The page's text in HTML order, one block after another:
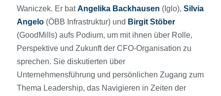
Waniczek. Er batAngelika Backhausen (Iglo), Silvia
Angelo(ÖBB Infrastruktur) und Birgit Stöber
(GoodMills) aufs Podium, um mit ihnen über Rolle,
Perspektive und Zukunft der CFO-Organisation zu
sprechen. Sie diskutierten über
Unternehmensführung und persönlichen Zugang zum
Thema Leadership, das Navigieren in Zeiten der